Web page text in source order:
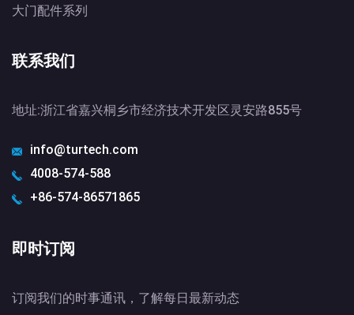
大门配件系列
联系我们
地址:浙江省嘉兴桐乡市经济技术开发区灵安路855号
info@turtech.com
4008-574-588
+86-574-86571865
即时订阅
订阅我们的时事通讯，了解每日最新动态